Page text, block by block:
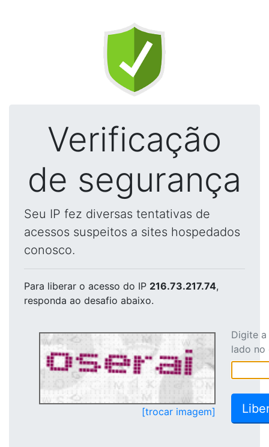
Verificação
de segurança
Seu IP fez diversas tentativas de
acessos suspeitos a sites hospedados
conosco.
Para liberar o acesso do IP 216.73.217.74,
responda ao desafio abaixo.
[trocar imagem]
Digite
lado no